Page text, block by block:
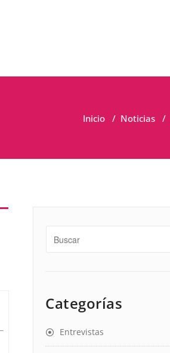
Inicio / Noticias /
Categorías
Entrevistas